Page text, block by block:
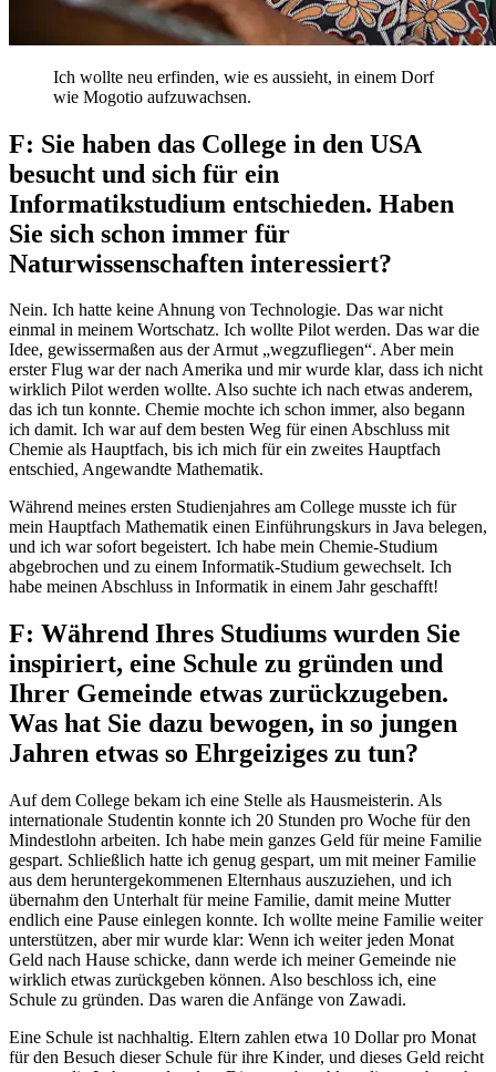
Ich wollte neu erfinden, wie es aussieht, in einem Dorf
wie Mogotio aufzuwachsen.
F: Sie haben das College in den USA
besucht und sich für ein
Informatikstudium entschieden. Haben
Sie sich schon immer für
Naturwissenschaften interessiert?
Nein. Ich hatte keine Ahnung von Technologie. Das war nicht
einmal in meinem Wortschatz. Ich wollte Pilot werden. Das war die
Idee, gewissermaßen aus der Armut „wegzufliegen“. Aber mein
erster Flug war der nach Amerika und mir wurde klar, dass ich nicht
wirklich Pilot werden wollte. Also suchte ich nach etwas anderem,
das ich tun konnte. Chemie mochte ich schon immer, also begann
ich damit. Ich war auf dem besten Weg für einen Abschluss mit
Chemie als Hauptfach, bis ich mich für ein zweites Hauptfach
entschied, Angewandte Mathematik.
Während meines ersten Studienjahres am College musste ich für
mein Hauptfach Mathematik einen Einführungskurs in Java belegen,
und ich war sofort begeistert. Ich habe mein Chemie-Studium
abgebrochen und zu einem Informatik-Studium gewechselt. Ich
habe meinen Abschluss in Informatik in einem Jahr geschafft!
F: Während Ihres Studiums wurden Sie
inspiriert, eine Schule zu gründen und
Ihrer Gemeinde etwas zurückzugeben.
Was hat Sie dazu bewogen, in so jungen
Jahren etwas so Ehrgeiziges zu tun?
Auf dem College bekam ich eine Stelle als Hausmeisterin. Als
internationale Studentin konnte ich 20 Stunden pro Woche für den
Mindestlohn arbeiten. Ich habe mein ganzes Geld für meine Familie
gespart. Schließlich hatte ich genug gespart, um mit meiner Familie
aus dem heruntergekommenen Elternhaus auszuziehen, und ich
übernahm den Unterhalt für meine Familie, damit meine Mutter
endlich eine Pause einlegen konnte. Ich wollte meine Familie weiter
unterstützen, aber mir wurde klar: Wenn ich weiter jeden Monat
Geld nach Hause schicke, dann werde ich meiner Gemeinde nie
wirklich etwas zurückgeben können. Also beschloss ich, eine
Schule zu gründen. Das waren die Anfänge von Zawadi.
Eine Schule ist nachhaltig. Eltern zahlen etwa 10 Dollar pro Monat
für den Besuch dieser Schule für ihre Kinder, und dieses Geld reicht